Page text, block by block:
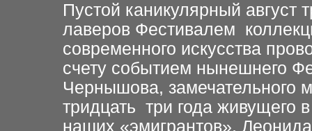
Пустой каникулярный август
лаверов Фестивалем
современного искусства
счету событием нынешнего
Чернышова, замечательного
тридцать три года живущего
наших «эмигрантов»,